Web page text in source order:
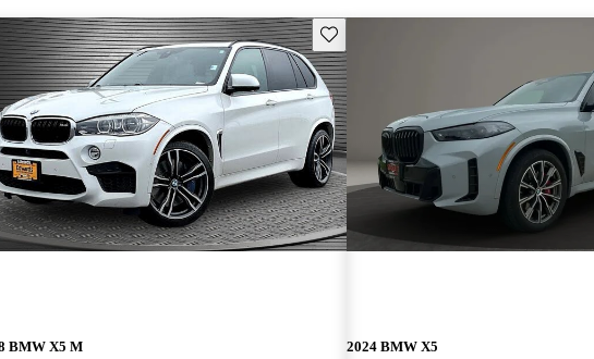
Guarda este Aviso
BMW X5 M 2024 BMW X5